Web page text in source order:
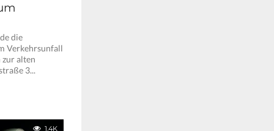
die
Verkehrsunfall
zur alten
3...
1.4K